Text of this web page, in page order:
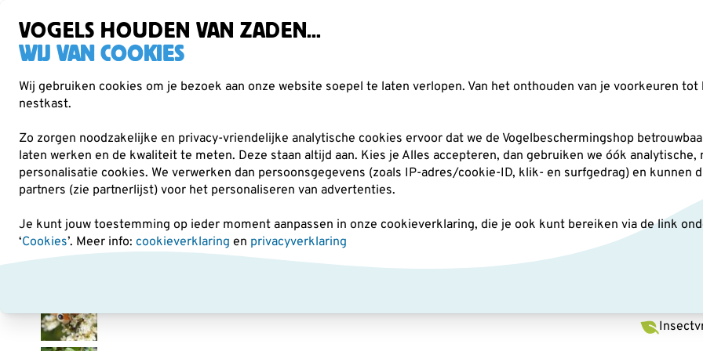
VOGELS HOUDEN VAN ZADEN...
WIJ VAN COOKIES
Wij gebruiken cookies om je bezoek aan onze website soepel te laten verlopen. Van het onthouden van je voorkeuren
nestkast.
Zo zorgen noodzakelijke en privacy-vriendelijke analytische cookies ervoor dat we de Vogelbeschermingshop
laten werken en de kwaliteit te meten. Deze staan altijd aan. Kies je Alles accepteren, dan gebruiken we óók analytische,
personalisatie cookies. We verwerken dan persoonsgegevens (zoals IP-adres/cookie-ID, klik- en surfgedrag) en kunnen
partners (zie partnerlijst) voor het personaliseren van advertenties.
Je kunt jouw toestemming op ieder moment aanpassen in onze cookieverklaring, die je ook kunt bereiken via de link
‘Cookies’. Meer info: cookieverklaring en privacyverklaring
Verrekijkers Vogelvoer Voederhuisjes & -silo's Nestkasten Andere tuindieren
Planten Biologische (inheemse) struiken Sleedoorn - biologisch